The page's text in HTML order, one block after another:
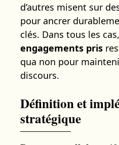
d’autres misent sur
pour ancrer
clés. Dans tous les cas,
engagements pris
qua non pour
discours.
Définition et
stratégique